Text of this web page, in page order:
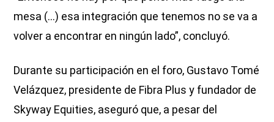
mesa (...) esa integración que tenemos no se va a
volver a encontrar en ningún lado”, concluyó.
Durante su participación en el foro, Gustavo Tomé
Velázquez, presidente de Fibra Plus y fundador de
Skyway Equities, aseguró que, a pesar del